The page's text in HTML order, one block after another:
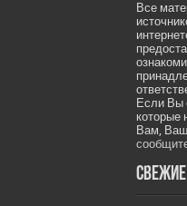
Все
Если Вы
которые
Вам,